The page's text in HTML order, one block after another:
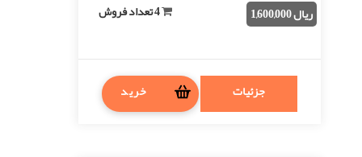
ریال 1,600,000
جزئیات خرید